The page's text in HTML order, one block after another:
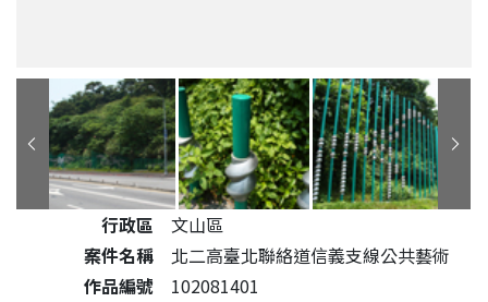
公共藝術作品詳細資料
行政區
文山區
案件名稱
北二高臺北聯絡道信義支線公共藝術
作品編號
102081401